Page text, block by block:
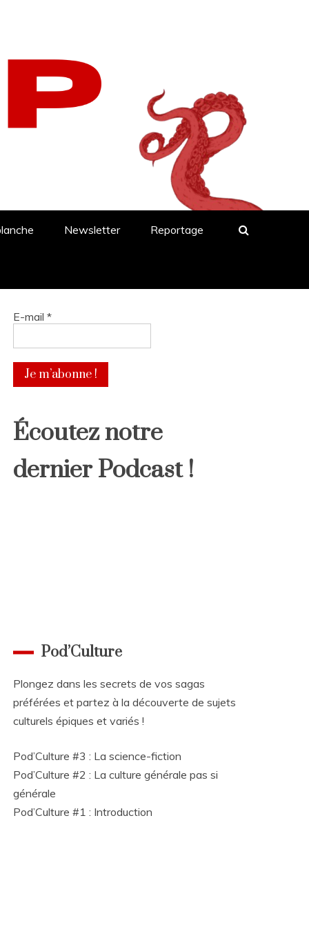
Newsletter Reportage
E-mail *
Écoutez notre
dernier Podcast !
Pod’Culture
Plongez dans les secrets de vos sagas
préférées et partez à la découverte de sujets
culturels épiques et variés !
Pod’Culture #3 : La science-fiction
Pod’Culture #2 : La culture générale pas si
générale
Pod’Culture #1 : Introduction